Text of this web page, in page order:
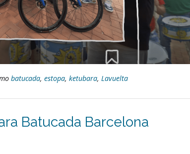
batucada, estopa, ketubara, Lavuelta
Batucada Barcelona